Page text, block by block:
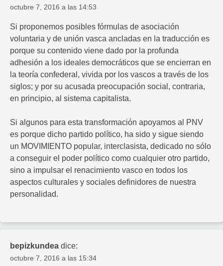
octubre 7, 2016 a las 14:53
Si proponemos posibles fórmulas de asociación
voluntaria y de unión vasca ancladas en la traducción es
porque su contenido viene dado por la profunda
adhesión a los ideales democráticos que se encierran en
la teoría confederal, vivida por los vascos a través de los
siglos; y por su acusada preocupación social, contraria,
en principio, al sistema capitalista.
Si algunos para esta transformación apoyamos al PNV
es porque dicho partido político, ha sido y sigue siendo
un MOVIMIENTO popular, interclasista, dedicado no sólo
a conseguir el poder político como cualquier otro partido,
sino a impulsar el renacimiento vasco en todos los
aspectos culturales y sociales definidores de nuestra
personalidad.
bepizkundea dice:
octubre 7, 2016 a las 15:34